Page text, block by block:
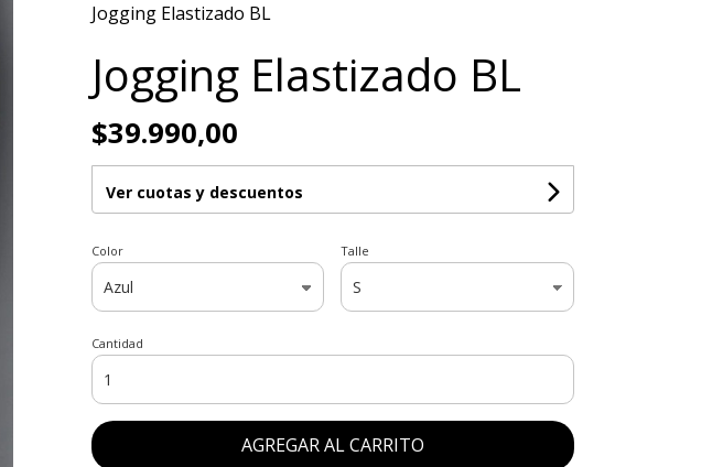
Jogging Elastizado BL
Jogging Elastizado BL
$39.990,00
Ver cuotas y descuentos
Color Talle
Cantidad
AGREGAR AL CARRITO